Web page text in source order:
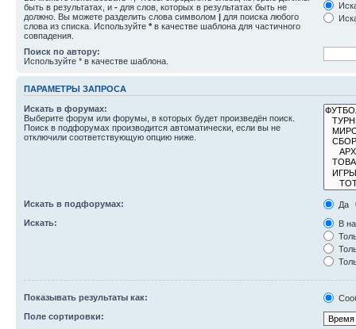
быть в результатах, и - для слов, которых в результатах быть не
должно. Вы можете разделить слова символом | для поиска любого
слова из списка. Используйте * в качестве шаблона для частичного
совпадения.
Поиск по автору:
Используйте * в качестве шаблона.
ПАРАМЕТРЫ ЗАПРОСА
Искать в форумах:
Выберите форум или форумы, в которых будет произведён поиск.
Поиск в подфорумах производится автоматически, если вы не
отключили соответствующую опцию ниже.
Искать в подфорумах:
Да
Искать:
В
Показывать результаты как:
Поле сортировки: